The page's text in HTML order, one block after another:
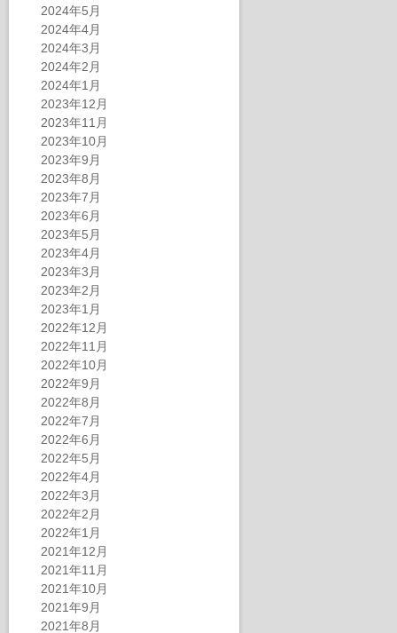
2024年5月
2024年4月
2024年3月
2024年2月
2024年1月
2023年12月
2023年11月
2023年10月
2023年9月
2023年8月
2023年7月
2023年6月
2023年5月
2023年4月
2023年3月
2023年2月
2023年1月
2022年12月
2022年11月
2022年10月
2022年9月
2022年8月
2022年7月
2022年6月
2022年5月
2022年4月
2022年3月
2022年2月
2022年1月
2021年12月
2021年11月
2021年10月
2021年9月
2021年8月